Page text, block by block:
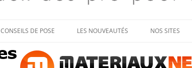
au
CONSEILS DE POSE LES NOUVEAUTÉS NOS SITES